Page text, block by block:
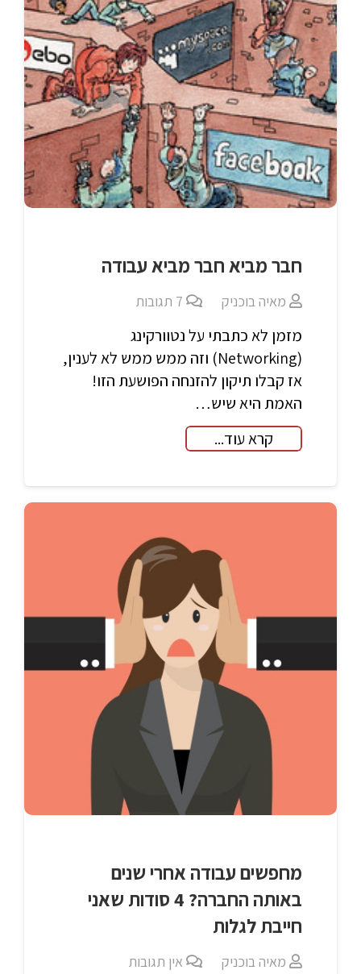
חבר מביא חבר מביא עבודה
מאיה בוכניק 7 תגובות
מזמן לא כתבתי על נטוורקינג
(Networking) וזה ממש ממש לא לענין,
אז קבלו תיקון להזנחה הפושעת הזו!
האמת היא שיש…
קרא עוד...
מחפשים עבודה אחרי שנים
באותה החברה? 4 סודות שאני
חייבת לגלות
מאיה בוכניק אין תגובות